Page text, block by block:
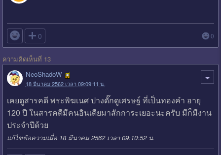
 0 0
ความคิดเห็นที่ 13
NeoShadoW
18 มีนาคม 2562 เวลา 09:09:11 น.
เคยดูสารคดี พระพิฆเนศ ปางดั๊กดูเศรษฐ์ ที่เป็นทองคำ อายุ
120 ปี ในสารคดีมีคนอินเดียมาสักการะเยอะนะครับ มีก็มีงาน
ประจำปีด้วย
แก้ไขข้อความเมื่อ 18 มีนาคม 2562 เวลา 09:10:52 น.